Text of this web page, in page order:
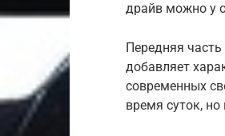
драйв можно у
Передняя
добавляет
современных
время суток,